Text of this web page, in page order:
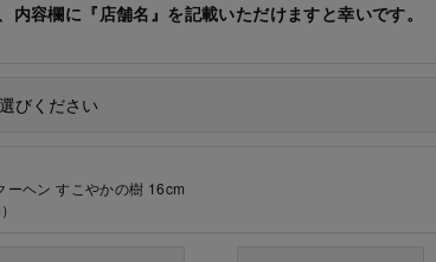
容欄に『店舗名』を記載いただけますと幸いです。
ーヘン すこやかの樹 16cm